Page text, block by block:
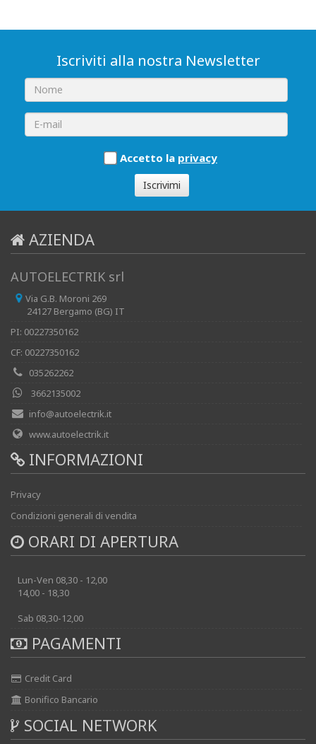
Iscriviti alla nostra Newsletter
Accetto la privacy
Iscrivimi
AZIENDA
AUTOELECTRIK srl
Via G.B. Moroni 269
24127 Bergamo (BG) IT
PI: 00227350162
CF: 00227350162
035262262
3662135002
info@autoelectrik.it
www.autoelectrik.it
INFORMAZIONI
Privacy
Condizioni generali di vendita
ORARI DI APERTURA
Lun-Ven 08,30 - 12,00
14,00 - 18,30
Sab 08,30-12,00
PAGAMENTI
Credit Card
Bonifico Bancario
SOCIAL NETWORK